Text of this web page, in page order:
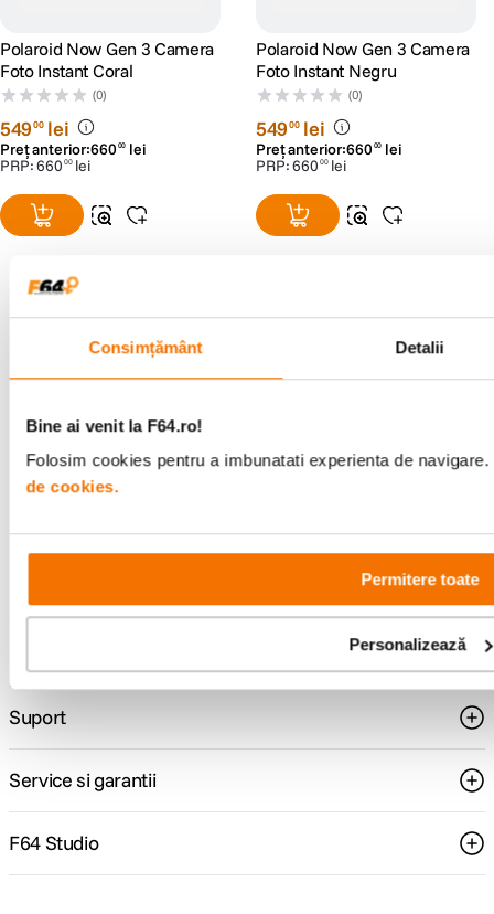
Consimțământ Detalii
Bine ai venit la F64.ro!
Folosim cookies pentru a imbunatati experienta de
de cookies.
Permitere toate
Personalizează
reincarcabila prin USB-C
Conectivitate
Conexiune Bluetooth
Functii extinse cu aplicatia Polaroid
Invelis exterior
PC (40% plastic reciclat)
Sistem obturator
1/200 - 30 sec. si modul Bulb (Mod App)
Lungime focala
Obiectiv standard: 102,35 mm (echivalent 40 mm/35)
Obiectiv de prim-plan: 94,96 mm (echivalent 35mm/35)
Orizontal 40°.
Verticala 41
Polaroid Now Gen 3 Camera
Foto Instant Coral
(0)
54900 lei
Preț anterior:660 00 lei
PRP:660 00 lei
Polaroid Now Gen 3 Camera
Foto Instant Negru
(0)
54900 lei
Preț anterior:660 00 lei
PRP:660 00 lei
Alatura-te comunitatii creatorilor
Descopera inspiratie, recomandari utile,
pentru tine.
Consultanta
specializata
Livrare gratuita
499lei
Suport
Service si garantii
F64 Studio